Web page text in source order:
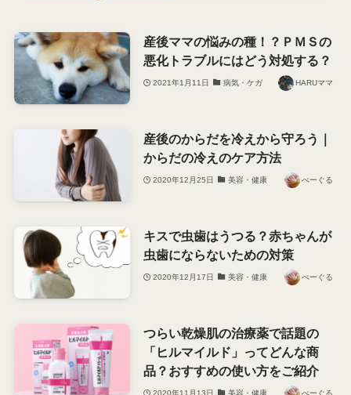
産後ママの悩みの種！？ＰＭＳの
悪化トラブルにはどう対処する？
2021年1月11日 病気・ケガ HARUママ
産後のからだを冷えから守ろう｜
からだの冷えのケア方法
2020年12月25日 美容・健康 べーぐる
キスで虫歯はうつる？赤ちゃんが
虫歯にならないための対策
2020年12月17日 美容・健康 べーぐる
つらい乾燥肌の治療薬で話題の
「ヒルマイルド」ってどんな商
品？おすすめの使い方をご紹介
2020年11月13日 美容・健康 べーぐる